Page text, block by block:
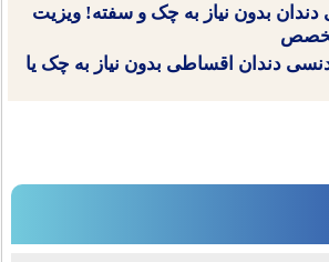
دندان بدون نیاز به چک و سفته! ویزیت
دندان اقساطی بدون نیاز به چک یا